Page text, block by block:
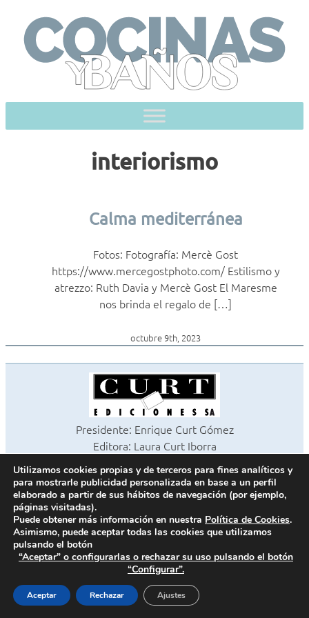
content
interiorismo
Calma mediterránea
Fotos: Fotografía: Mercè Gost
https://www.mercegostphoto.com/ Estilismo y
atrezzo: Ruth Davia y Mercè Gost El Maresme
nos brinda el regalo de […]
octubre 9th, 2023
Presidente: Enrique Curt Gómez
Editora: Laura Curt Iborra
Todos los derechos reservados
Paseo de Gracia, 63. 1º 2ª. 08008 Barcelona -933 180 101
Fax 933 183 505
Política de cookies
Política de privacidad
Contacto
Utilizamos cookies propias y de terceros para fines analíticos y
para mostrarle publicidad personalizada en base a un perfil
elaborado a partir de sus hábitos de navegación (por ejemplo,
páginas visitadas).
Puede obtener más información en nuestra Política de Cookies.
Asimismo, puede aceptar todas las cookies que utilizamos
pulsando el botón
“Aceptar” o configurarlas o rechazar su uso pulsando el botón
“Configurar”.
Aceptar Rechazar Ajustes